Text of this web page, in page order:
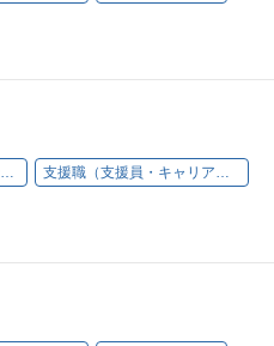
福岡（博多BC・博多・天神・久留米・小倉・うきは） 支援職（支援員・キャリアアドバイザー）